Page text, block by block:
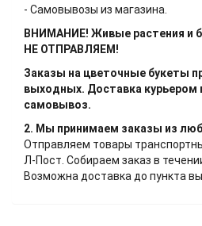
- Самовывозы из магазина.
ВНИМАНИЕ! Живые растения и
НЕ ОТПРАВЛЯЕМ!
Заказы на цветочные букеты
выходных. Доставка курьером
самовывоз.
2. Мы принимаем заказы из
Отправляем товары
Л-Пост. Собираем заказ в
Возможна доставка до пункта